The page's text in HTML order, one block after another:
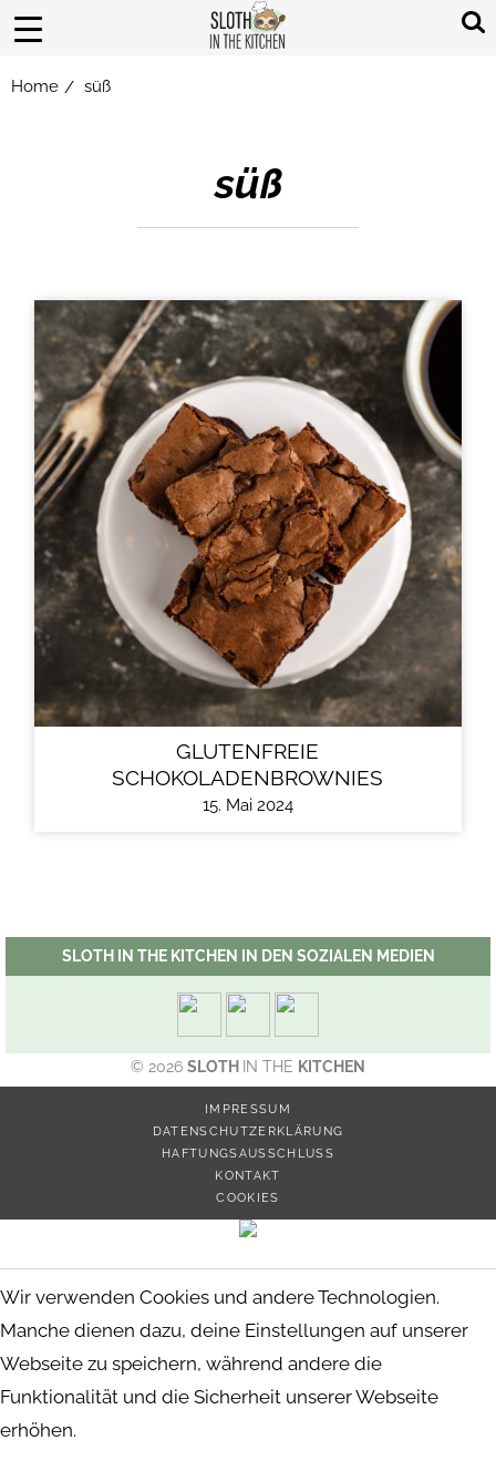
Home / süß
süß
GLUTENFREIE
SCHOKOLADENBROWNIES
15. Mai 2024
SLOTH IN THE KITCHEN IN DEN SOZIALEN MEDIEN
© 2026 SLOTH IN THE KITCHEN
IMPRESSUM
DATENSCHUTZERKLÄRUNG
HAFTUNGSAUSSCHLUSS
KONTAKT
COOKIES
Wir verwenden Cookies und andere Technologien.
Manche dienen dazu, deine Einstellungen auf unserer
Webseite zu speichern, während andere die
Funktionalität und die Sicherheit unserer Webseite
erhöhen.